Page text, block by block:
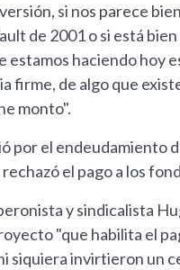
si nos parece
de 2001 o si está
estamos haciendo hoy
firme, de algo que
monto".
por el endeudamiento
el pago a los
y sindicalista
"que habilita el
siquiera invirtieron un